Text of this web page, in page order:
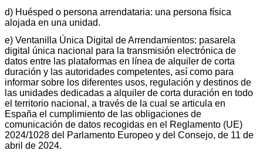
d) Huésped o persona arrendataria: una persona física
alojada en una unidad.
e) Ventanilla Única Digital de Arrendamientos: pasarela
digital única nacional para la transmisión electrónica de
datos entre las plataformas en línea de alquiler de corta
duración y las autoridades competentes, así como para
informar sobre los diferentes usos, regulación y destinos de
las unidades dedicadas a alquiler de corta duración en todo
el territorio nacional, a través de la cual se articula en
España el cumplimiento de las obligaciones de
comunicación de datos recogidas en el Reglamento (UE)
2024/1028 del Parlamento Europeo y del Consejo, de 11 de
abril de 2024.